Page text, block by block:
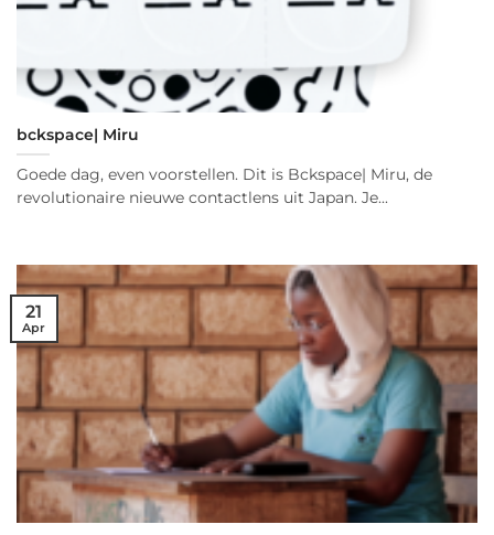
bckspace| Miru
Goede dag, even voorstellen. Dit is Bckspace| Miru, de
revolutionaire nieuwe contactlens uit Japan. Je...
21
Apr